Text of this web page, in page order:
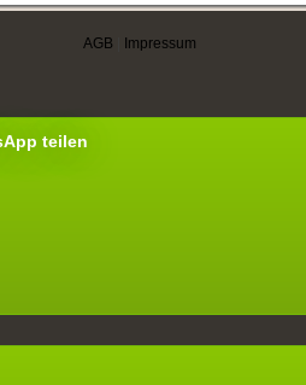
AGB Impressum
teilen